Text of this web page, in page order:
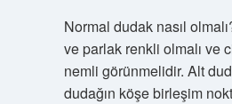
Normal dudak nasıl
ve parlak renkli olmalı ve
nemli görünmelidir. Alt
dudağın köşe birleşim